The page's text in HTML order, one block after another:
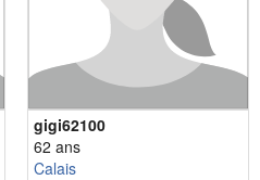
gigi62100
62 ans
Calais